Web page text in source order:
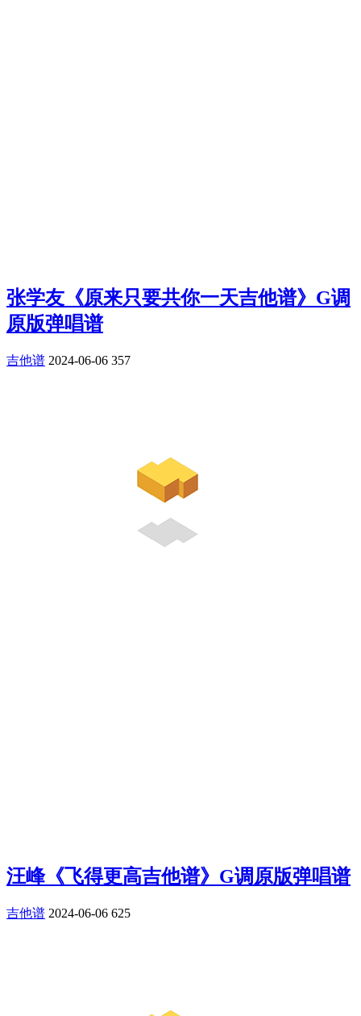
张学友《原来只要共你一天吉他谱》G调
原版弹唱谱
吉他谱 2024-06-06 357
汪峰《飞得更高吉他谱》G调原版弹唱谱
吉他谱 2024-06-06 625